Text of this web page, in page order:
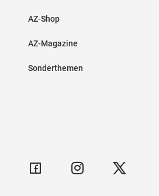
AZ-Shop
AZ-Magazine
Sonderthemen